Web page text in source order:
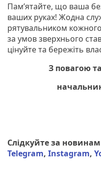
Пам’ятайте, що ваша
ваших руках! Жодна
рятувальником
за умов зверхнього
цінуйте та бережіть
З повагою
Слідкуйте за
Telegram, Instagram,